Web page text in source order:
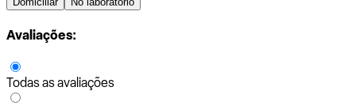
Avaliações:
Todas as avaliações